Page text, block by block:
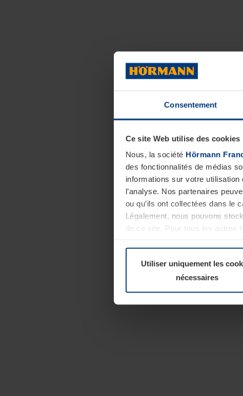
Consentement
Ce site Web utilise des cookies
Nous, la société Hörmann
des fonctionnalités de médias
informations sur votre
l’analyse. Nos partenaires
ou qu’ils ont collectées dans le
Légalement, nous pouvons
de ce site. Pour tous les autres
Utiliser uniquement les
nécessaires